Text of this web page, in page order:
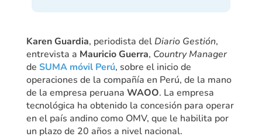
Karen Guardia, periodista del Diario Gestión,
entrevista a Mauricio Guerra, Country Manager
de SUMA móvil Perú, sobre el inicio de
operaciones de la compañía en Perú, de la mano
de la empresa peruana WAOO. La empresa
tecnológica ha obtenido la concesión para operar
en el país andino como OMV, que le habilita por
un plazo de 20 años a nivel nacional.